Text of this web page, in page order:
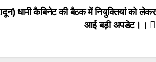
धामी कैबिनेट की बैठक में नियुक्तियां को लेकर
आई बड़ी अपडेट।।